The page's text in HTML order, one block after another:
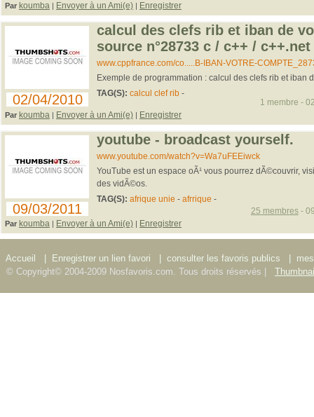
Par koumba | Envoyer à un Ami(e) | Enregistrer
02/04/2010
calcul des clefs rib et iban de
source n°28733 c / c++ / c++.net
www.cppfrance.com/co.....B-IBAN-VOTRE-
Exemple de programmation : calcul des clefs rib et iban
TAG(S): calcul clef rib-
Par koumba | Envoyer à un Ami(e) | Enregistrer
1 membre -
09/03/2011
youtube - broadcast yourself.
www.youtube.com/watch?v=Wa7uFEEiwck
YouTube est un espace oÃ¹ vous pourrez dÃ©couvrir,
des vidÃ©os.
TAG(S): afrique unie - afrrique -
Par koumba | Envoyer à un Ami(e) | Enregistrer
25 membres-
Accueil Enregistrer un lien favori consulter les favoris publics
© Copyright© 2004-2009 Nosfavoris.com. Tous droits réservés |